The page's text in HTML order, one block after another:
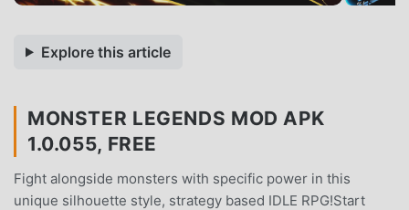
Explore this article
MONSTER LEGENDS MOD APK
1.0.055, FREE
Fight alongside monsters with specific power in this
unique silhouette style, strategy based IDLE RPG!Start